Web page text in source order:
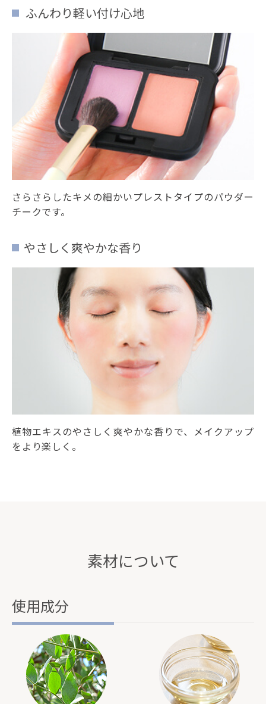
ふんわり軽い付け心地
さらさらしたキメの細かいプレストタイプのパウダー
チークです。
やさしく爽やかな香り
植物エキスのやさしく爽やかな香りで、メイクアップ
をより楽しく。
素材について
使用成分